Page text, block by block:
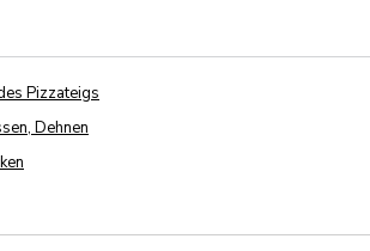
Pizzateigs
Dehnen